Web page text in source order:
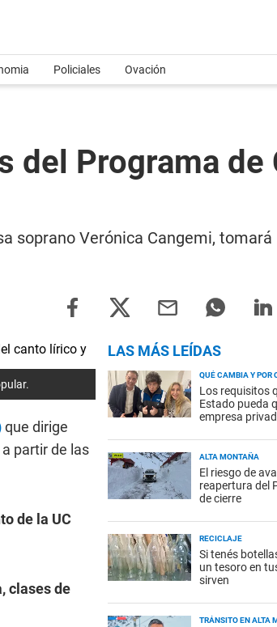
Policiales Ovación
del Programa de
soprano Verónica Cangemi,
que dirige
a partir de las
de la UC
clases de
LAS MÁS LEÍDAS
QUÉ CAMBIA Y POR
Los requisitos
Estado pueda
empresa
ALTA MONTAÑA
El riesgo de
reapertura del
de cierre
RECICLAJE
Si tenés
un tesoro en
sirven
TRÁNSITO EN ALTA